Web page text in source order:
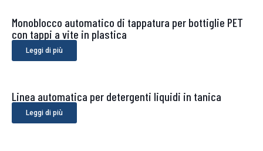
Monoblocco automatico di tappatura per bottiglie PET
con tappi a vite in plastica
Leggi di più
Linea automatica per detergenti liquidi in tanica
Leggi di più